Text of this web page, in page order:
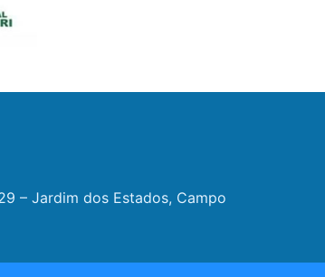
– Jardim dos Estados, Campo